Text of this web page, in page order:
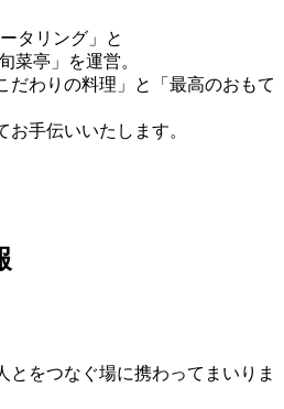
タリング」と
菜亭」を運営。
だわりの料理」と「最高のおもて
手伝いいたします。
とをつなぐ場に携わってまいりま